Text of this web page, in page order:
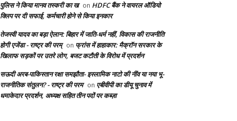
पुलिस ने किया मानव तस्करी का ख on HDFC बैंक ने वायरल ऑडियो
क्लिप पर दी सफाई, कर्मचारी होने से किया इनकार
तेजस्वी यादव का बड़ा ऐलान: बिहार में जाति-धर्म नहीं, विकास की राजनीति
होगी एजेंडा - राष्ट्र की परम् on फ्रांस में हाहाकार: मैक्रॉन सरकार के
खिलाफ सड़कों पर उतरे लोग, बजट कटौती के विरोध में प्रदर्शन
सऊदी अरब-पाकिस्तान रक्षा समझौता- इस्लामिक नाटो की नींव या नया भू-
राजनीतिक संतुलन? - राष्ट्र की परम on एबीवीपी का डीयू चुनाव में
धमाकेदार प्रदर्शन, अध्यक्ष सहित तीन पदों पर कब्ज़ा